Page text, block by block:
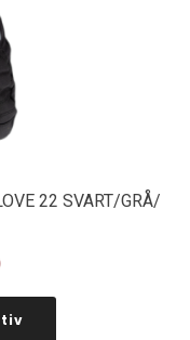
22 SVART/GRÅ/